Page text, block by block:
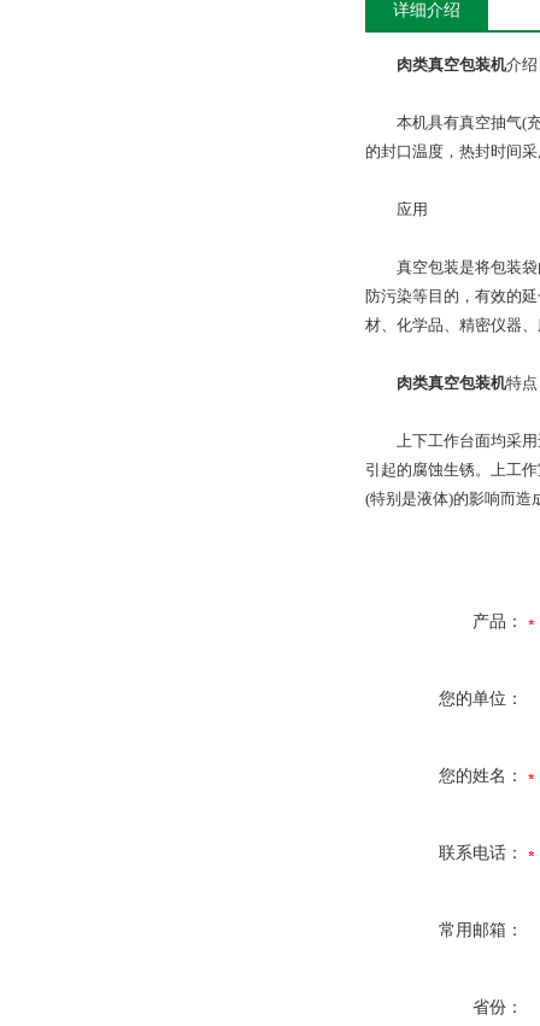
详细介绍
肉类真空包装机介绍
本机具有真空抽气(充
的封口温度，热封时间
应用
真空包装是将包装袋
防污染等目的，有效的
材、化学品、精密仪器
肉类真空包装机特点
上下工作台面均采用
引起的腐蚀生锈。上工
(特别是液体)的影响而造
产品：
您的单位：
您的姓名：
联系电话：
常用邮箱：
省份：